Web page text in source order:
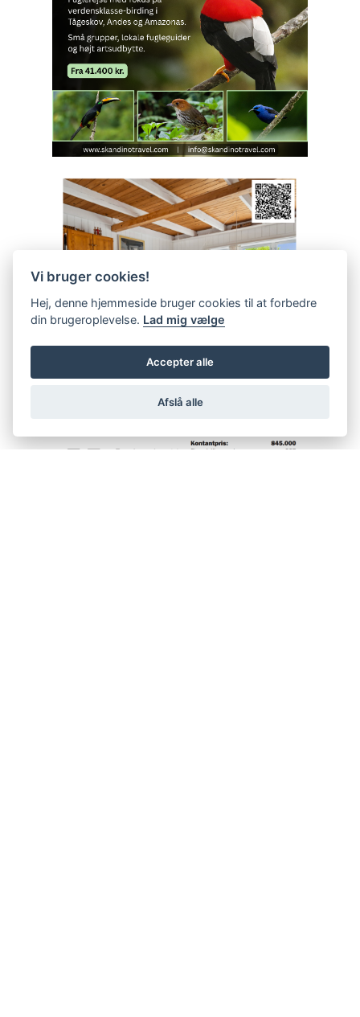
Vi bruger cookies!
Hej, denne hjemmeside bruger cookies til at forbedre
din brugeroplevelse. Lad mig vælge
Accepter alle
Afslå alle